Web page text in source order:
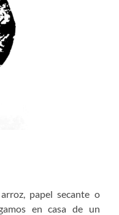
papel secante o
en casa de un